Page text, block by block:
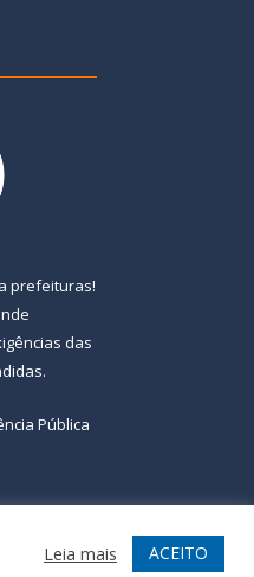
prefeituras!
das
Pública
Webmail
Leia mais ACEITO